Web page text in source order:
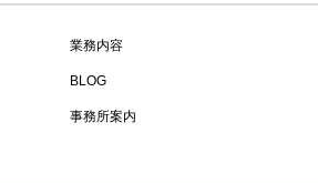
業務内容
BLOG
事務所案内